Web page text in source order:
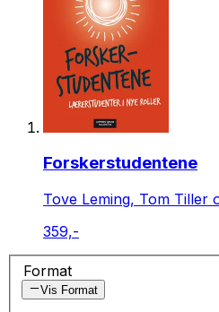
Forskerstudentene
Tove Leming, Tom Tiller
359,-
Format
Vis Format